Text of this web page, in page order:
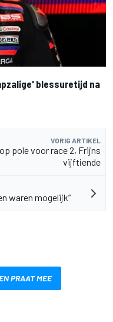
blessuretijd na
VORIG ARTIKEL
pole voor race 2, Frijns
vijftiende
waren mogelijk”
PRAAT MEE